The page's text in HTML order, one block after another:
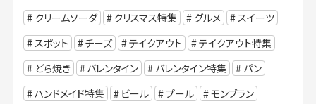
クリームソーダ
クリスマス特集 グルメ
スイーツ
スポット
チーズ テイクアウト
テイクアウト特集
どら焼き
バレンタイン バレンタイン特集
パン
ハンドメイド特集
ビール プール
モンブラン